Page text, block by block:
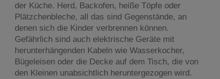
der Küche. Herd, Backofen, heiße Töpfe oder
Plätzchenbleche, all das sind Gegenstände, an
denen sich die Kinder verbrennen können.
Gefährlich sind auch elektrische Geräte mit
herunterhängenden Kabeln wie Wasserkocher,
Bügeleisen oder die Decke auf dem Tisch, die von
den Kleinen unabsichtlich heruntergezogen wird.